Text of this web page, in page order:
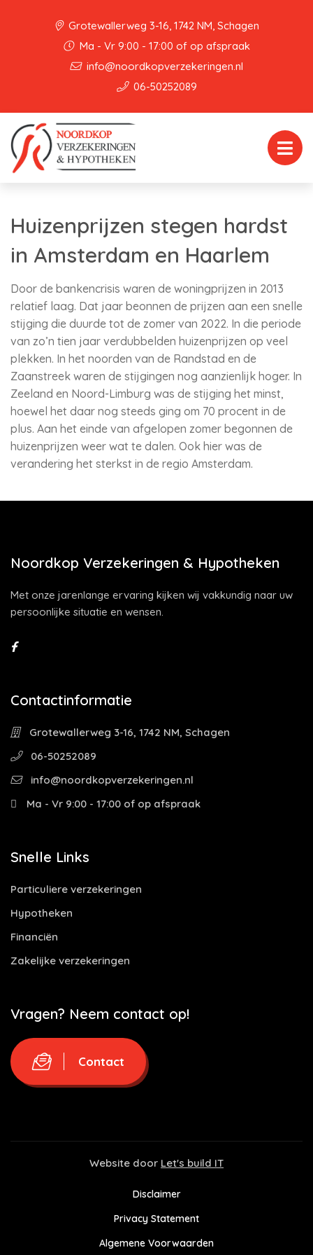
Grotewallerweg 3-16, 1742 NM, Schagen
Ma - Vr 9:00 - 17:00 of op afspraak
info@noordkopverzekeringen.nl
06-50252089
Huizenprijzen stegen hardst
in Amsterdam en Haarlem
Door de bankencrisis waren de woningprijzen in 2013
relatief laag. Dat jaar beonnen de prijzen aan een snelle
stijging die duurde tot de zomer van 2022. In die periode
van zo’n tien jaar verdubbelden huizenprijzen op veel
plekken. In het noorden van de Randstad en de
Zaanstreek waren de stijgingen nog aanzienlijk hoger. In
Zeeland en Noord-Limburg was de stijging het minst,
hoewel het daar nog steeds ging om 70 procent in de
plus. Aan het einde van afgelopen zomer begonnen de
huizenprijzen weer wat te dalen. Ook hier was de
verandering het sterkst in de regio Amsterdam.
Noordkop Verzekeringen & Hypotheken
Met onze jarenlange ervaring kijken wij vakkundig naar uw
persoonlijke situatie en wensen.
Contactinformatie
Grotewallerweg 3-16, 1742 NM, Schagen
06-50252089
info@noordkopverzekeringen.nl
Ma - Vr 9:00 - 17:00 of op afspraak
Snelle Links
Particuliere verzekeringen
Hypotheken
Financiën
Zakelijke verzekeringen
Vragen? Neem contact op!
Contact
Website door Let's build IT
Disclaimer
Privacy Statement
Algemene Voorwaarden